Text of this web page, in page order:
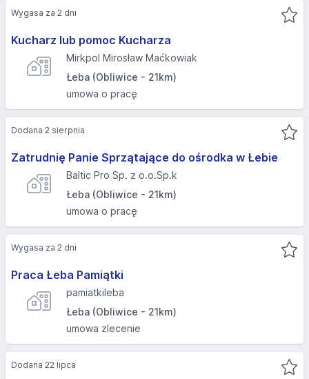
Kucharz lub pomoc Kucharza
Mirkpol Mirosław Maćkowiak
Łeba (Obliwice - 21km)
umowa o pracę
Wygasa za 2 dni
Zatrudnię Panie Sprzątające do ośrodka w Łebie
Baltic Pro Sp. z o.o.Sp.k
Łeba (Obliwice - 21km)
umowa o pracę
Dodana 2 sierpnia
Praca Łeba Pamiątki
pamiatkileba
Łeba (Obliwice - 21km)
umowa zlecenie
Wygasa za 2 dni
Dodana 22 lipca